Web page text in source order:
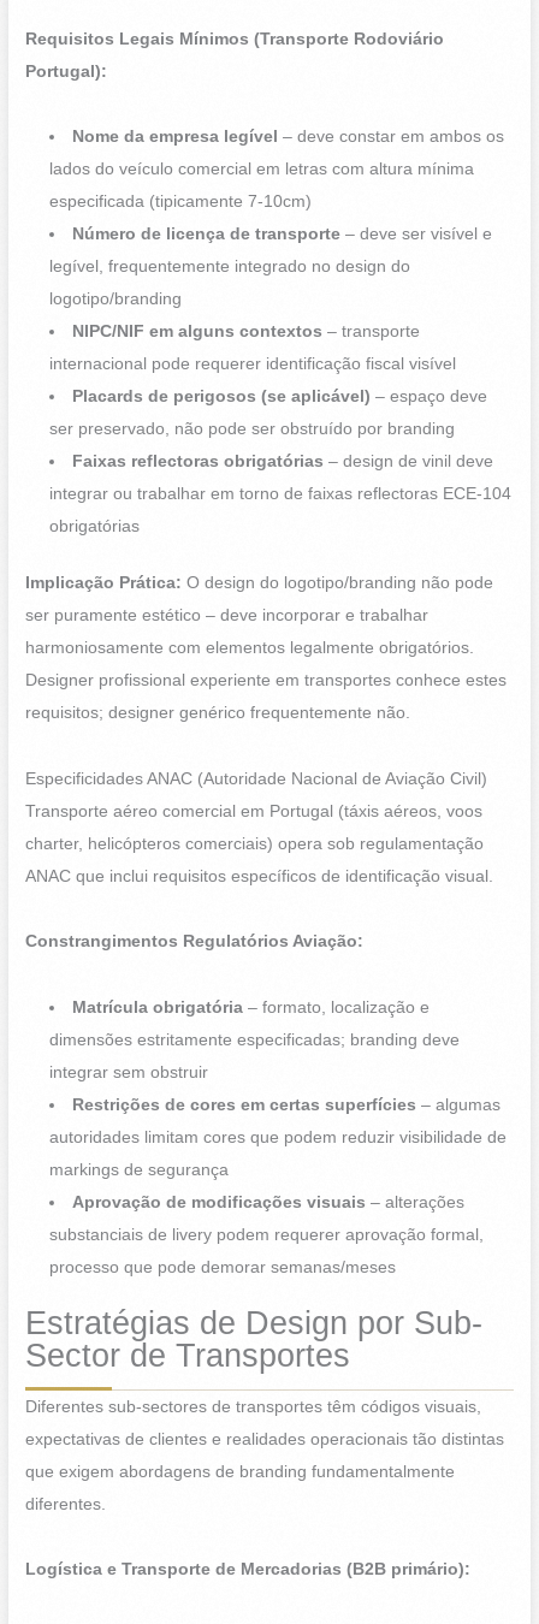
Requisitos Legais Mínimos (Transporte Rodoviário
Portugal):
Nome da empresa legível – deve constar em ambos os
lados do veículo comercial em letras com altura mínima
especificada (tipicamente 7-10cm)
Número de licença de transporte– deve ser visível e
legível, frequentemente integrado no design do
logotipo/branding
NIPC/NIF em alguns contextos – transporte
internacional pode requerer identificação fiscal visível
Placards de perigosos (se aplicável) – espaço deve
ser preservado, não pode ser obstruído por branding
Faixas reflectoras obrigatórias – design de vinil deve
integrar ou trabalhar em torno de faixas reflectoras ECE-104
obrigatórias
Implicação Prática: O design do logotipo/branding não pode
ser puramente estético – deve incorporar e trabalhar
harmoniosamente com elementos legalmente obrigatórios.
Designer profissional experiente em transportes conhece estes
requisitos; designer genérico frequentemente não.
Especificidades ANAC (Autoridade Nacional de Aviação Civil)
Transporte aéreo comercial em Portugal (táxis aéreos, voos
charter, helicópteros comerciais) opera sob regulamentação
ANAC que inclui requisitos específicos de identificação visual.
Constrangimentos Regulatórios Aviação:
Matrícula obrigatória– formato, localização e
dimensões estritamente especificadas; branding deve
integrar sem obstruir
Restrições de cores em certas superfícies – algumas
autoridades limitam cores que podem reduzir visibilidade de
markings de segurança
Aprovação de modificações visuais – alterações
substanciais de livery podem requerer aprovação formal,
processo que pode demorar semanas/meses
Estratégias de Design por Sub-
Sector de Transportes
Diferentes sub-sectores de transportes têm códigos visuais,
expectativas de clientes e realidades operacionais tão distintas
que exigem abordagens de branding fundamentalmente
diferentes.
Logística e Transporte de Mercadorias (B2B primário):